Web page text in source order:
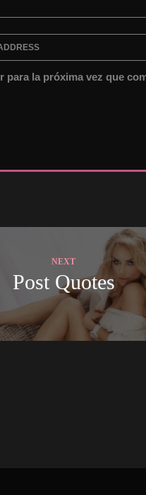
la próxima vez que
NEXT
Post Quotes